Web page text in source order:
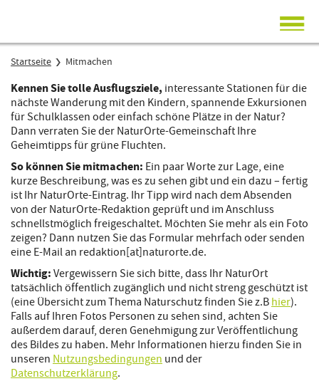
Startseite
Über NaturOrte
Mitmachen
Startseite Mitmachen
Kennen Sie tolle Ausflugsziele, interessante Stationen für die
nächste Wanderung mit den Kindern, spannende Exkursionen
für Schulklassen oder einfach schöne Plätze in der Natur?
Dann verraten Sie der NaturOrte-Gemeinschaft Ihre
Geheimtipps für grüne Fluchten.
So können Sie mitmachen: Ein paar Worte zur Lage, eine
kurze Beschreibung, was es zu sehen gibt und ein dazu – fertig
ist Ihr NaturOrte-Eintrag. Ihr Tipp wird nach dem Absenden
von der NaturOrte-Redaktion geprüft und im Anschluss
schnellstmöglich freigeschaltet. Möchten Sie mehr als ein Foto
zeigen? Dann nutzen Sie das Formular mehrfach oder senden
eine E-Mail an redaktion[at]naturorte.de.
Wichtig: Vergewissern Sie sich bitte, dass Ihr NaturOrt
tatsächlich öffentlich zugänglich und nicht streng geschützt ist
(eine Übersicht zum Thema Naturschutz finden Sie z.B hier).
Falls auf Ihren Fotos Personen zu sehen sind, achten Sie
außerdem darauf, deren Genehmigung zur Veröffentlichung
des Bildes zu haben. Mehr Informationen hierzu finden Sie in
unseren Nutzungsbedingungen und der
Datenschutzerklärung.